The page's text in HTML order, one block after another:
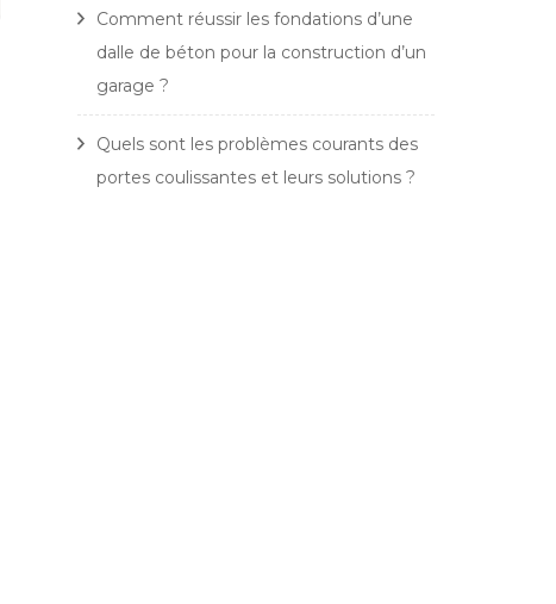
Comment réussir les fondations d’une
dalle de béton pour la construction d’un
garage ?
Quels sont les problèmes courants des
portes coulissantes et leurs solutions ?